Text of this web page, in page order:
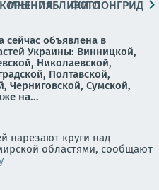
МНЕНИЯПАБЛИКИ
ФОТОЛОНГРИДЫ
сейчас объявлена в
Украины: Винницкой,
Николаевской,
Полтавской,
Черниговской, Сумской,
на...
нарезают круги над
областями, сообщают